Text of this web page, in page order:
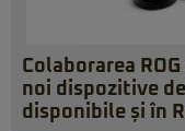
Colaborarea
noi dispozitive
disponibile și în